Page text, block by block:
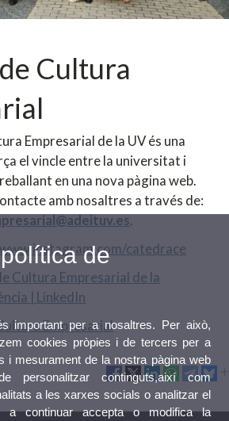
Cultura
Empresarial de la UV és una
el vincle entre la universitat i
en una nova pàgina web.
amb nosaltres a través de:
.
catedrace
Cultura Empresarial de la
| LinkedIn
Empresarial
de
important per a nosaltres. Per això,
cookies pròpies i de tercers per a
i mesurament de la nostra pàgina web
personalitzar continguts,així com
a les xarxes socials o analitzar el
a continuar accepta o modifica la